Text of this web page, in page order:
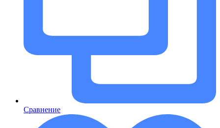
Сравнение